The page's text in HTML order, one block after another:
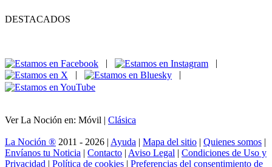
DESTACADOS
|
|
|
|
Ver La Noción en: Móvil | Clásica
La Noción ® 2011 - 2026 | Ayuda | Mapa del sitio | Quienes somos |
Envíanos tu Noticia | Contacto | Aviso Legal | Condiciones de Uso y
Privacidad | Política de cookies | Preferencias del consentimiento de